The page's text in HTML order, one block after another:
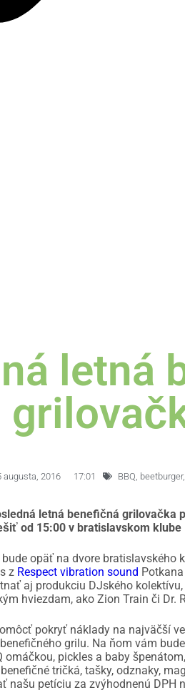
letná
augusta, 2016 17:01 BBQ, beetburger,
letná benefičná grilovačka
od 15:00 v bratislavskom klube
opäť na dvore bratislavského
z Respect vibration sound
aj produkciu DJského
hviezdam, ako Zion Train či Dr.
pokryť náklady na najväčší
grilu. Na ňom vám
omáčkou, pickles a baby š
tričká, tašky, odznaky,
našu petíciu za zvýhodnenú DPH